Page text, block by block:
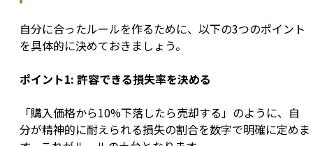
自分に合ったルールを作るために、以下の3つのポイント
を具体的に決めておきましょう。
ポイント1: 許容できる損失率を決める
「購入価格から10%下落したら売却する」のように、自
分が精神的に耐えられる損失の割合を数字で明確に定めま